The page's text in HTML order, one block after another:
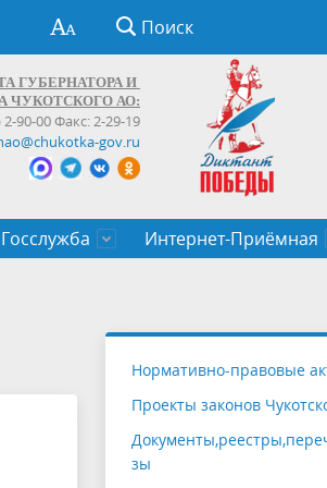
Поиск
ГУБЕРНАТОРА И
ЧУКОТСКОГО АО:
2-90-00 Факс: 2-29-19
gov.ru
Госслужба
служащих Чукотского
Интернет-Приёмная
Нормативно-правовые
Проекты законов
зы